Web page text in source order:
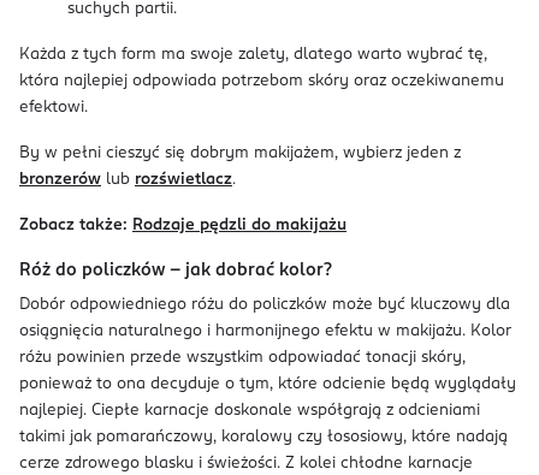
suchych partii.
Każda z tych form ma swoje zalety, dlatego warto wybrać tę,
która najlepiej odpowiada potrzebom skóry oraz oczekiwanemu
efektowi.
By w pełni cieszyć się dobrym makijażem, wybierz jeden z
bronzerów lub rozświetlacz.
Zobacz także: Rodzaje pędzli do makijażu
Róż do policzków – jak dobrać kolor?
Dobór odpowiedniego różu do policzków może być kluczowy dla
osiągnięcia naturalnego i harmonijnego efektu w makijażu. Kolor
różu powinien przede wszystkim odpowiadać tonacji skóry,
ponieważ to ona decyduje o tym, które odcienie będą wyglądały
najlepiej. Ciepłe karnacje doskonale współgrają z odcieniami
takimi jak pomarańczowy, koralowy czy łososiowy, które nadają
cerze zdrowego blasku i świeżości. Z kolei chłodne karnacje